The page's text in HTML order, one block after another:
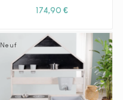
174,90 €Prix
Neuf